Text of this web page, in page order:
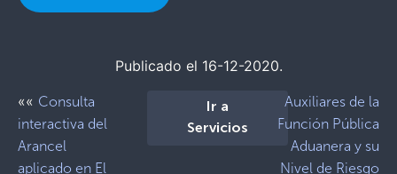
Publicado el 16-12-2020.
«« Consulta
interactiva del
Arancel
aplicado en El
Ir a
Servicios
Auxiliares de la
Función Pública
Aduanera y su
Nivel de Riesgo